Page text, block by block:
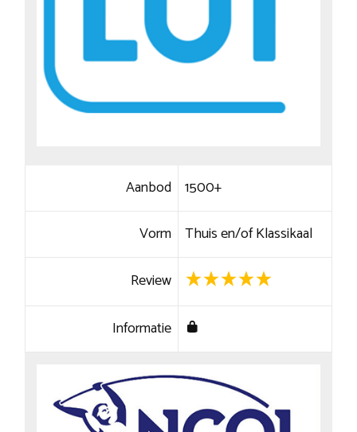
Aanbod 1500+
Vorm Thuis en/of Klassikaal
Review
Informatie